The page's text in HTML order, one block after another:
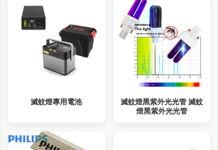
滅蚊燈專用電池
滅蚊燈黑紫外光光管 滅蚊
燈黑紫外光光管